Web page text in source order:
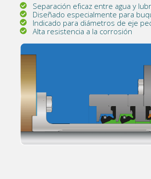
Separación eficaz entre agua y
Diseñado especialmente para
Indicado para diámetros de eje
Alta resistencia a la corrosión